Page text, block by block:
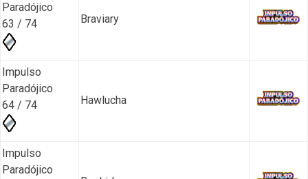
Paradójico
63 / 74
Braviary
Impulso
Paradójico
64 / 74
Hawlucha
Impulso
Paradójico